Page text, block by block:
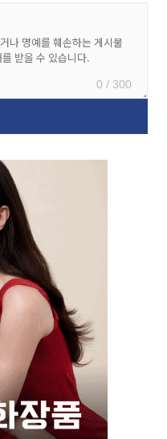
0 / 300